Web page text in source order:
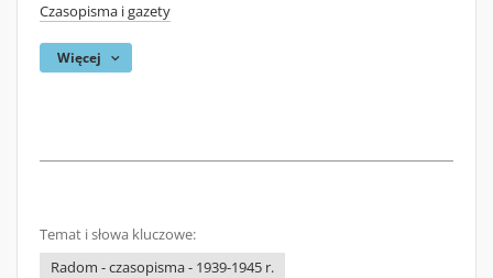
Czasopisma i gazety
Więcej
Temat i słowa kluczowe:
Radom - czasopisma - 1939-1945 r.